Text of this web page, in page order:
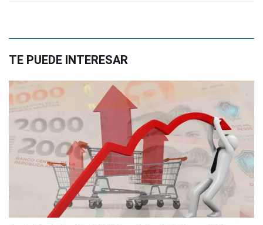
TE PUEDE INTERESAR